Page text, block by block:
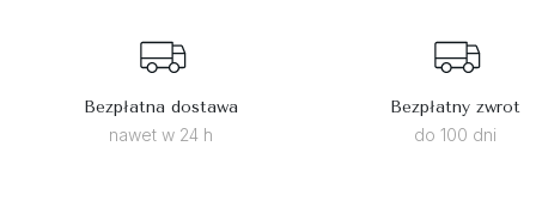
Bezpłatna dostawa
nawet w 24 h
Bezpłatny zwrot
do 100 dni